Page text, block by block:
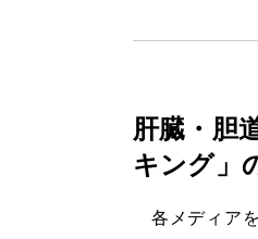
肝臓・胆
キング」
各メディア